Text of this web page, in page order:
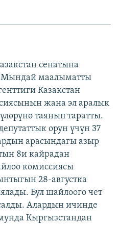
сенатына
Мындай маалыматты
Казакстан
жана эл аралык
таянып таратты.
орун үчүн 37
арасындагы азыр
8и кайрадан
комиссиясы
28-августка
Бул шайлоого чет
Алардын ичинде
Кыргызстандан